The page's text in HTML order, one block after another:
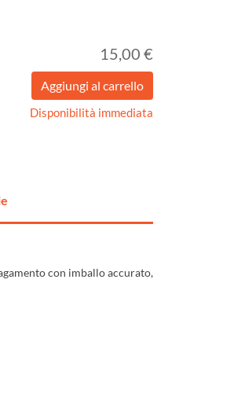
15,00 €
Disponibilità immediata
con imballo accurato,